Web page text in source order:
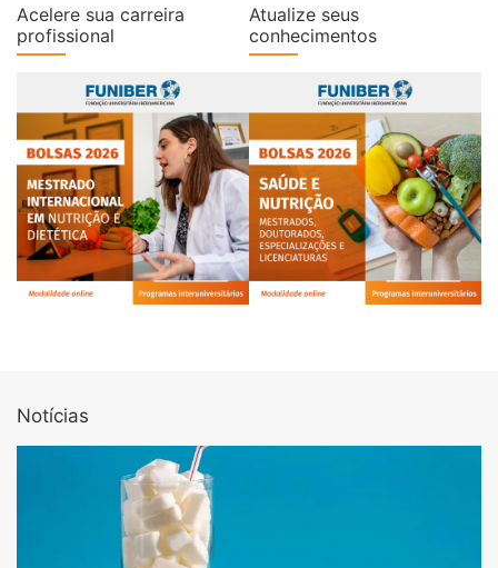
Acelere sua carreira
profissional
Atualize seus
conhecimentos
Notícias